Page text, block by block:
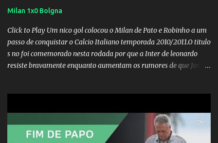
Milan 1x0 Bolgna
Click to Play Um nico gol colocou o Milan de Pato e Robinho a um
passo de conquistar o Calcio Italiano temporada 2010/2011.O titulo
s no foi comemorado nesta rodada por que a Inter de leonardo
resiste bravamente enquanto aumentam os rumores de que Jos